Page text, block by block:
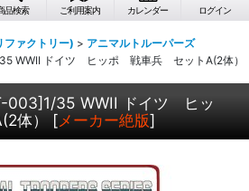
品検索 ご利用案内 カレンダー ログイン
ファクトリー) > アニマルトルーパーズ
35 WWII ドイツ ヒッポ 戦車兵 セットA(2体）
003]1/35 WWII ドイツ ヒッ
体）
[メーカー絶版]